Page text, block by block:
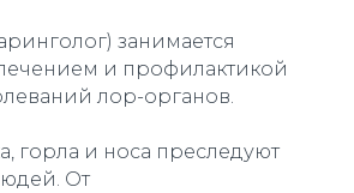
занимается
и профилактикой
лор-органов.
горла и носа преследуют
От